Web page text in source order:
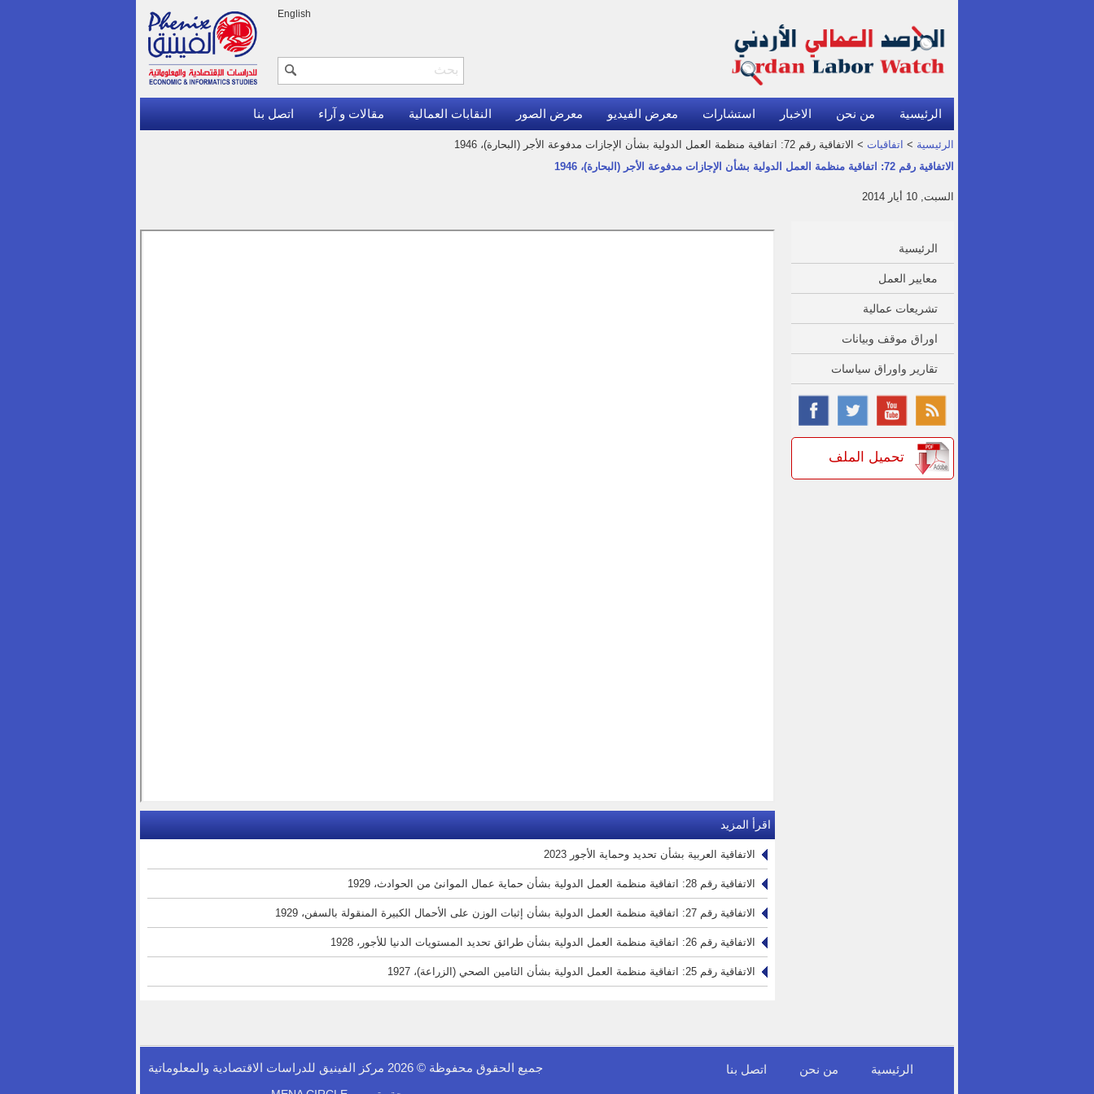
English
الرئيسية من نحن الاخبار استشارات معرض الفيديو معرض الصور النقابات العمالية مقالات و آراء اتصل بنا
الرئيسية > اتفاقيات > الاتفاقية رقم 72: اتفاقية منظمة العمل الدولية بشأن الإجازات مدفوعة الأجر (البحارة)، 1946
الاتفاقية رقم 72: اتفاقية منظمة العمل الدولية بشأن الإجازات مدفوعة الأجر (البحارة)، 1946
السبت, 10 أيار 2014
الرئيسية
معايير العمل
تشريعات عمالية
اوراق موقف وبيانات
تقارير واوراق سياسات
تحميل الملف
اقرأ المزيد
الاتفاقية العربية بشأن تحديد وحماية الأجور 2023
الاتفاقية رقم 28: اتفاقية منظمة العمل الدولية بشأن حماية عمال الموانئ من الحوادث، 1929
الاتفاقية رقم 27: اتفاقية منظمة العمل الدولية بشأن إثبات الوزن على الأحمال الكبيرة المنقولة بالسفن، 1929
الاتفاقية رقم 26: اتفاقية منظمة العمل الدولية بشأن طرائق تحديد المستويات الدنيا للأجور، 1928
الاتفاقية رقم 25: اتفاقية منظمة العمل الدولية بشأن التامين الصحي (الزراعة)، 1927
الرئيسية من نحن اتصل بنا جميع الحقوق محفوظة © 2026 مركز الفينيق للدراسات الاقتصادية والمعلوماتية